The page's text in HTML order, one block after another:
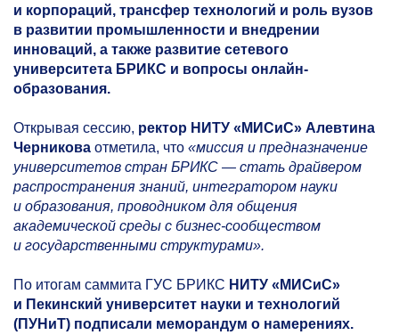
и корпораций, трансфер технологий и роль вузов
в развитии промышленности и внедрении
инноваций, а также развитие сетевого
университета БРИКС и вопросы онлайн-
образования.
Открывая сессию, ректор НИТУ «МИСиС» Алевтина
Черникова отметила, что «миссия и предназначение
университетов стран БРИКС — стать драйвером
распространения знаний, интегратором науки
и образования, проводником для общения
академической среды с бизнес-сообществом
и государственными структурами».
По итогам саммита ГУС БРИКС НИТУ «МИСиС»
и Пекинский университет науки и технологий
(ПУНиТ) подписали меморандум о намерениях.